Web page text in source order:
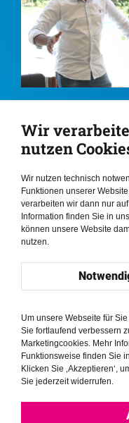
Lehrplan für
Brüssel //
The Alliance
Wir
nutzen
Wir nutzen technisch
Funktionen unserer
verarbeiten wir dann nur
Information finden Sie in
können unsere Website
nutzen.
Um unsere Webseite für
Sie fortlaufend verbessern
Marketingcookies. Mehr
Funktionsweise finden Sie
Klicken Sie ‚Akzeptieren‘,
Sie jederzeit widerrufen.